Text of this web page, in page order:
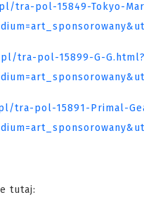
tra-pol-15849-Tokyo-
tra-pol-15899-G-G.html?
tra-pol-15891-Primal-
tutaj: